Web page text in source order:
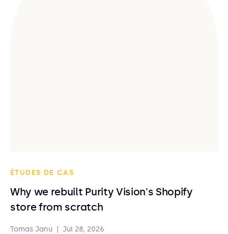
ÉTUDES DE CAS
Why we rebuilt Purity Vision's Shopify
store from scratch
Tomas Janu Jul 28, 2026